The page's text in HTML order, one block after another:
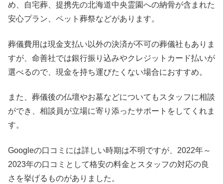
め、自宅葬、提携先の北海道中央霊園への納骨が含まれた
安心プラン、ペット葬祭などがあります。
葬儀費用は現金支払い以外の決済が不可の葬儀社もありま
すが、命善社では銀行振り込みやクレジットカード払いが
選べるので、現金を持ち運びたくない場合におすすめ。
また、葬儀後の仏壇やお墓などについてもスタッフに相談
ができ、相談員が立場に寄り添ったサポートをしてくれま
す。
Googleの口コミには詳しい時期は不明ですが、2022年～
2023年の口コミとして格安の料金とスタッフの対応の良
さを挙げるものがありました。